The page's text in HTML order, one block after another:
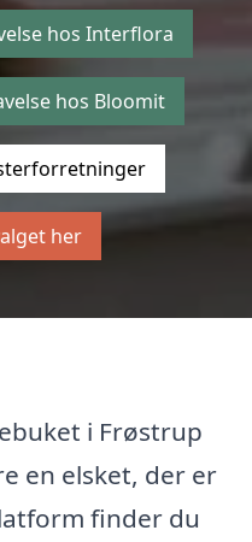
hos Interflora
hos Bloomit
her
i Frøstrup
en elsket, der er
finder du